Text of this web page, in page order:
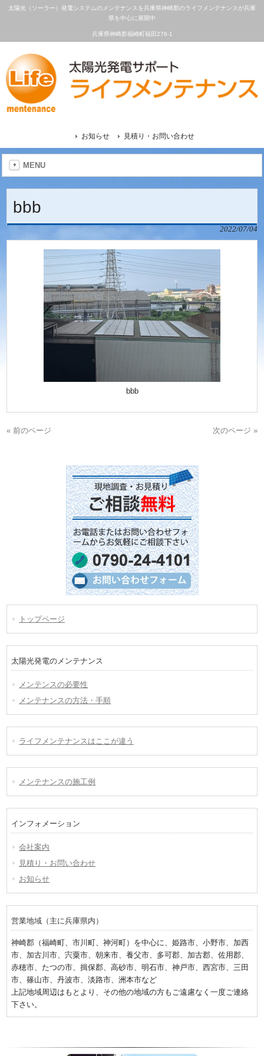
太陽光（ソーラー）発電システムのメンテナンスを兵庫県神崎郡のライフメンテナンスが兵庫
県を中心に展開中
兵庫県神崎郡福崎町福田276-1
お知らせ 見積り・お問い合わせ
MENU
bbb
2022/07/04
bbb
« 前のページ 次のページ »
トップページ
太陽光発電のメンテナンス
メンテンスの必要性
メンテナンスの方法・手順
ライフメンテナンスはここが違う
メンテナンスの施工例
インフォメーション
会社案内
見積り・お問い合わせ
お知らせ
営業地域（主に兵庫県内）
神崎郡（福崎町、市川町、神河町）を中心に、姫路市、小野市、加西
市、加古川市、宍粟市、朝来市、養父市、多可郡、加古郡、佐用郡、
赤穂市、たつの市、揖保郡、高砂市、明石市、神戸市、西宮市、三田
市、篠山市、丹波市、淡路市、洲本市など
上記地域周辺はもとより、その他の地域の方もご遠慮なく一度ご連絡
下さい。